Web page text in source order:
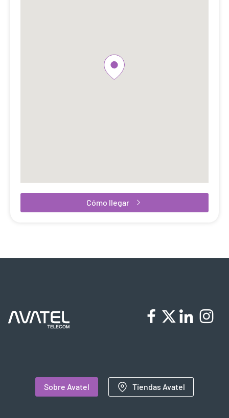
Cómo llegar
Sobre Avatel Tiendas Avatel